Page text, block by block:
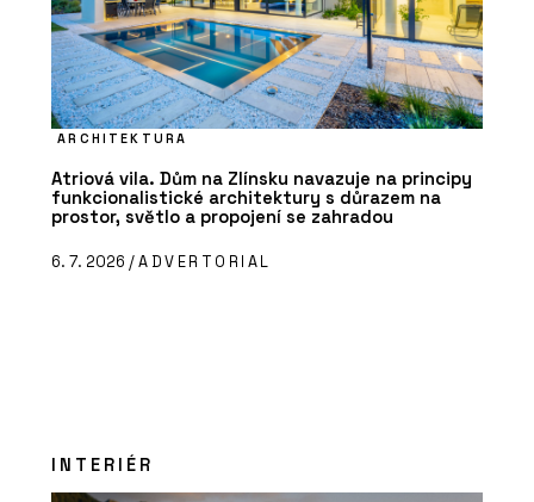
ARCHITEKTURA
Atriová vila. Dům na Zlínsku navazuje na principy
funkcionalistické architektury s důrazem na
prostor, světlo a propojení se zahradou
6. 7. 2026 /ADVERTORIAL
INTERIÉR